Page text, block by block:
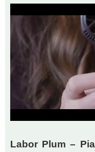
Labor Plum –